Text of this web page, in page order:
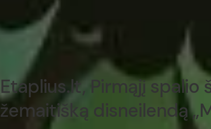
Etaplius.lt, Pirmąjį spalio
žemaitišką disneilendą